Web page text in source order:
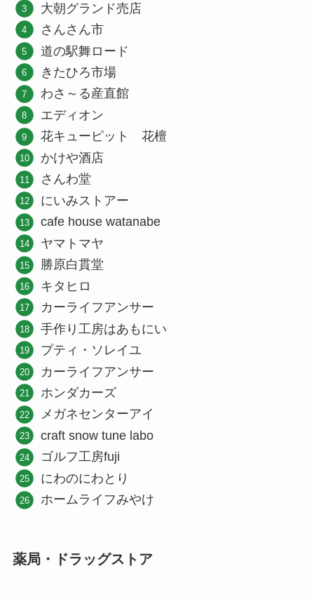
大朝グランド売店
さんさん市
道の駅舞ロード
きたひろ市場
わさ～る産直館
エディオン
花キューピット 花檀
かけや酒店
さんわ堂
にいみストアー
cafe house watanabe
ヤマトマヤ
勝原白貫堂
キタヒロ
カーライフアンサー
手作り工房はあもにい
プティ・ソレイユ
カーライフアンサー
ホンダカーズ
メガネセンターアイ
craft snow tune labo
ゴルフ工房fuji
にわのにわとり
ホームライフみやけ
薬局・ドラッグストア